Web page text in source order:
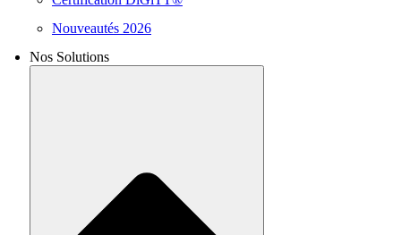
Nouveautés 2026
Nos Solutions